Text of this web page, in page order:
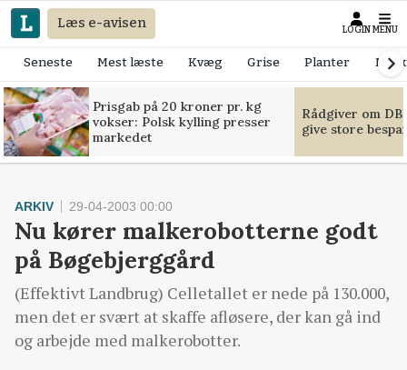
Læs e-avisen LOGIN MENU
Seneste Mest læste Kvæg Grise Planter
Prisgab på 20 kroner pr. kg
vokser: Polsk kylling presser
markedet
Rådgiver om
give store
ARKIV 29-04-2003 00:00
Nu kører malkerobotterne godt
på Bøgebjerggård
(Effektivt Landbrug) Celletallet er nede på 130.000,
men det er svært at skaffe afløsere, der kan gå ind
og arbejde med malkerobotter.